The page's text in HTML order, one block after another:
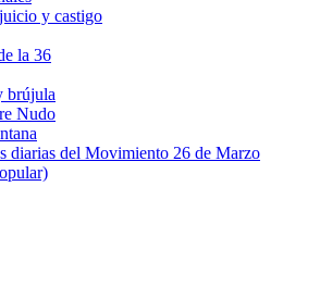
y castigo
la 36
brújula
Nudo
diarias del Movimiento 26 de Marzo